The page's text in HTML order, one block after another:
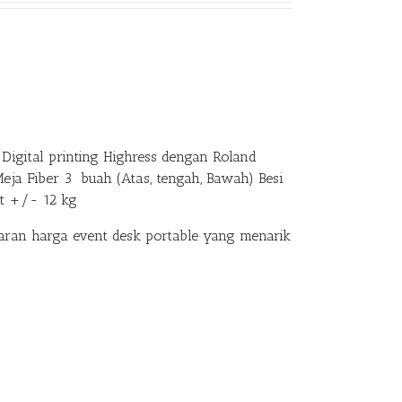
printing Highress dengan Roland
Fiber 3 buah (Atas, tengah, Bawah) Besi
+/- 12 kg
harga event desk portable yang menarik